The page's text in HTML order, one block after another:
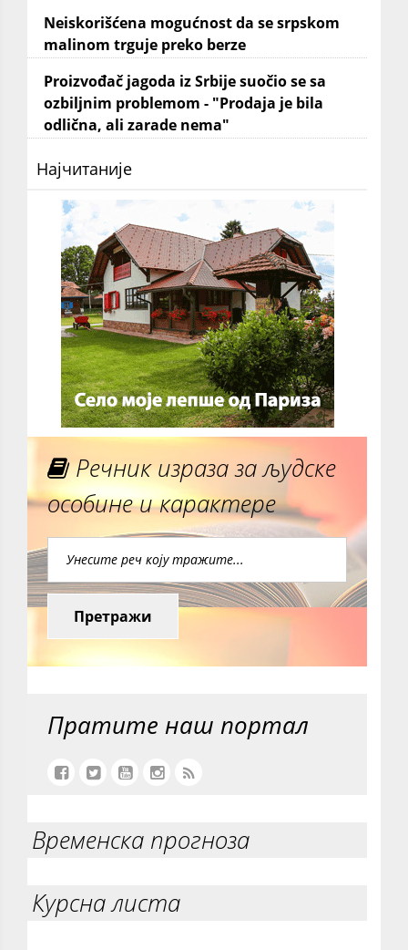
Neiskorišćena mogućnost da se srpskom
malinom trguje preko berze
Proizvođač jagoda iz Srbije suočio se sa
ozbiljnim problemom - "Prodaja je bila
odlična, ali zarade nema"
Најчитаније
Речник израза за људске
особине и карактере
Претражи
Пратите наш портал
Временска прогноза
Курсна листа